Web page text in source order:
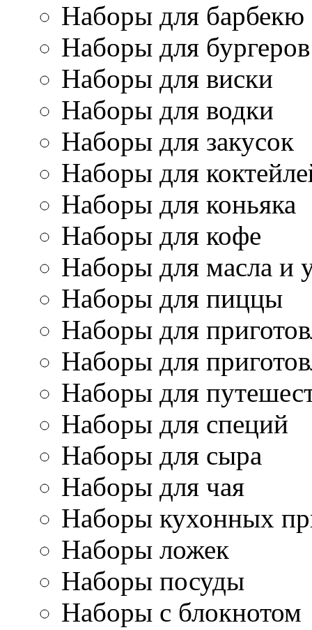
Наборы для барбекю
Наборы для бургеров
Наборы для виски
Наборы для водки
Наборы для закусок
Наборы для
Наборы для коньяка
Наборы для кофе
Наборы для масла и
Наборы для пиццы
Наборы для
Наборы для
Наборы для
Наборы для специй
Наборы для сыра
Наборы для чая
Наборы кухонных
Наборы ложек
Наборы посуды
Наборы с блокнотом